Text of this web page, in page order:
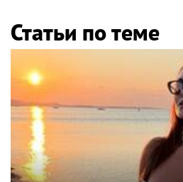
Статьи по теме